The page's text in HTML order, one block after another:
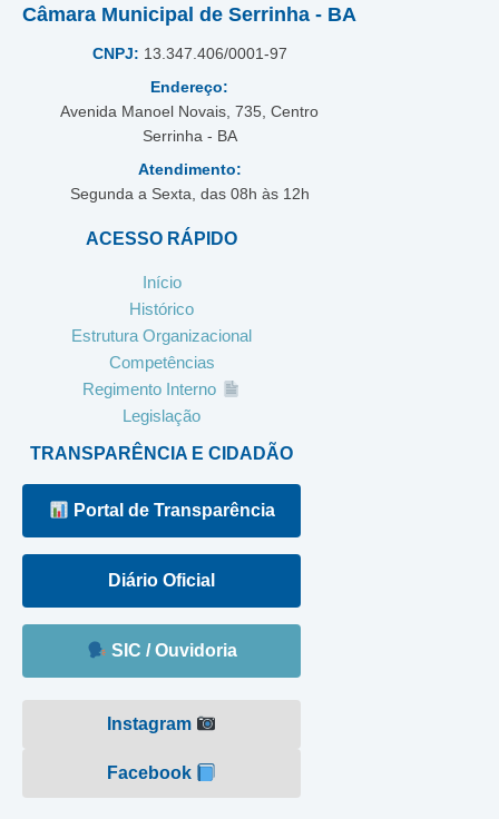
Câmara Municipal de Serrinha - BA
CNPJ: 13.347.406/0001-97
Endereço:
Avenida Manoel Novais, 735, Centro
Serrinha - BA
Atendimento:
Segunda a Sexta, das 08h às 12h
ACESSO RÁPIDO
Início
Histórico
Estrutura Organizacional
Competências
Regimento Interno
Legislação
TRANSPARÊNCIA E CIDADÃO
Portal de Transparência
Diário Oficial
SIC / Ouvidoria
Instagram
Facebook